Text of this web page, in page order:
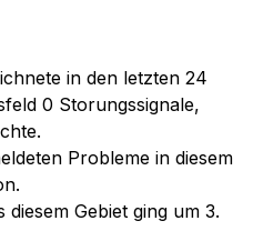
in den letzten 24
0 Storungssignale,
Probleme in diesem
diesem Gebiet ging um 3.